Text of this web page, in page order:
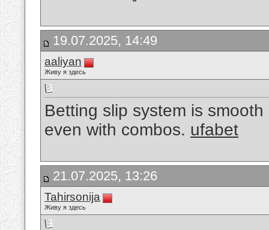
19.07.2025, 14:49
aaliyan
Живу я здесь
Betting slip system is
even with combos. ufabet
21.07.2025, 13:26
Tahirsonija
Живу я здесь